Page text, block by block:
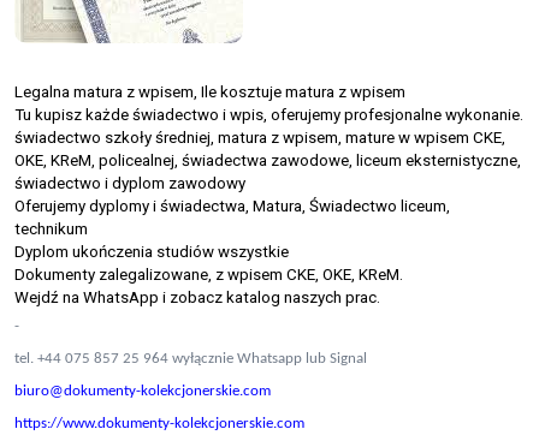
Legalna matura z wpisem, Ile kosztuje matura z wpisem
Tu kupisz każde świadectwo i wpis, oferujemy profesjonalne wykonanie.
świadectwo szkoły średniej, matura z wpisem, mature w wpisem CKE,
OKE, KReM, policealnej, świadectwa zawodowe, liceum eksternistyczne,
świadectwo i dyplom zawodowy
Oferujemy dyplomy i świadectwa, Matura, Świadectwo liceum,
technikum
Dyplom ukończenia studiów wszystkie
Dokumenty zalegalizowane, z wpisem CKE, OKE, KReM.
Wejdź na WhatsApp i zobacz katalog naszych prac.
-
tel. +44 075 857 25 964 wyłącznie Whatsapp lub Signal
biuro@dokumenty-kolekcjonerskie.com
https://www.dokumenty-kolekcjonerskie.com